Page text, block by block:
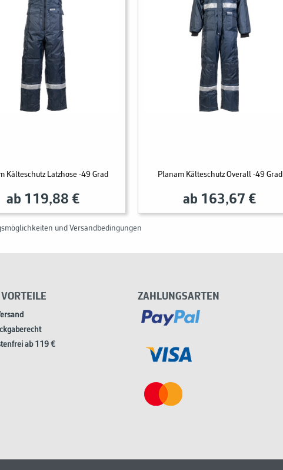
Kälteschutz Latzhose -49 Grad
ab 119,88 €
Planam Kälteschutz Overall -49 Grad
ab 163,67 €
und Versandbedingungen
ab 119 €
ZAHLUNGSARTEN